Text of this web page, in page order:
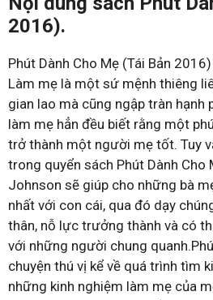
2016).
Phút Dành Cho Mẹ (Tái Bản 2016)
Làm mẹ là một sứ mệnh thiêng
gian lao mà cũng ngập tràn hạnh
làm mẹ hẳn đều biết rằng một
trở thành một người mẹ tốt. Tuy
trong quyển sách Phút Dành Cho
Johnson sẽ giúp cho những bà
nhất với con cái, qua đó dạy
thân, nỗ lực trưởng thành và có
với những người chung
chuyện thú vị kể về quá trình tìm
những kinh nghiệm làm mẹ của